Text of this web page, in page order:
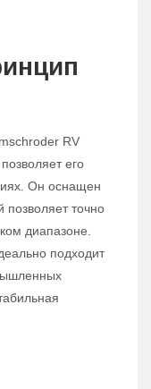
RV
его
Он оснащен
точно
диапазоне.
подходит